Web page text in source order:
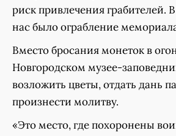
риск привлечения грабителей.
нас было ограбление
Вместо бросания монеток в
Новгородском музее-
возложить цветы, отдать дань
произнести молитву.
«Это место, где похоронены